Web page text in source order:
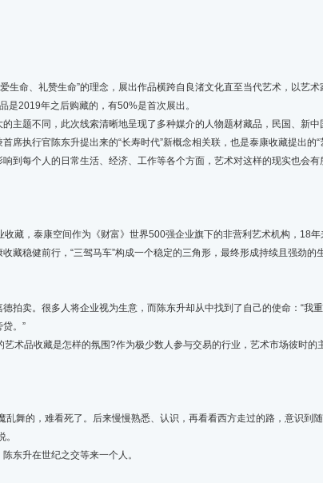
命、礼赞生命”的理念，展出作品横跨自良渚文化直至当代艺术，以艺术
是2019年之后购藏的，有50%是首次展出。
题不同，此次线索清晰地呈现了多种媒介的人物题材藏品，民国、新中
席执行官陈东升提出来的“长寿时代”新概念相关联，也是泰康收藏提出
到每个人的日常生活、经济、工作等各个方面，艺术对这样的现实也会有
，泰康空间作为《财富》世界500强企业旗下的非营利艺术机构，18年
藏稳健前行，“三驾马车”构成一个稳定的三角形，最终形成持续且强劲的
卖。很多人将企业视为生意，而陈东升却从中找到了自己的使命：“我重
。”
品收藏是怎样的氛围?作为极少数人参与交易的行业，艺术市场彼时的
舞的，难看死了。后来慢慢熟悉、认识，再看看西方走过的路，意识到
升在世纪之交等来一个人。